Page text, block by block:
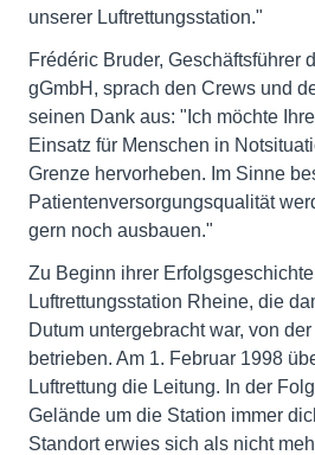
unserer Luftrettungsstation."
Frédéric Bruder, Geschäftsführer
gGmbH, sprach den Crews und
seinen Dank aus: "Ich möchte
Einsatz für Menschen in
Grenze hervorheben. Im Sinne
Patientenversorgungsqualität
gern noch ausbauen."
Zu Beginn ihrer
Luftrettungsstation Rheine, die
Dutum untergebracht war, von
betrieben. Am 1. Februar 1998
Luftrettung die Leitung. In der
Gelände um die Station immer
Standort erwies sich als nicht